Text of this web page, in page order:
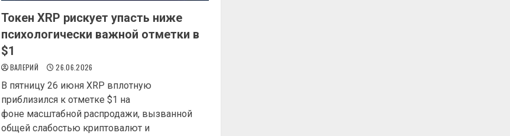
Токен XRP рискует упасть ниже
психологически важной отметки в
$1
ВАЛЕРИЙ 26.06.2026
В пятницу 26 июня XRP вплотную
приблизился к отметке $1 на
фоне масштабной распродажи, вызванной
общей слабостью криптовалют и